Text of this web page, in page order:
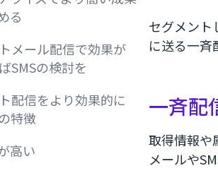
る
メール配信で効果が
SMSの検討を
配信をより効果的に
特徴
高い
セグメント
に送る一斉
一斉配
取得情報や
メールや